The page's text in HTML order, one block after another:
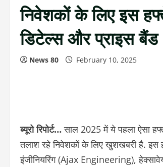
निवेशकों के लिए इस
डिटेल्स और प्राइस बैंड
News 80 February 10, 2025
ब्यूरो रिपोर्ट…साल 2025 में ये पहला ऐसा
तलाश रहे निवेशकों के लिए खुशखबरी है. इस
इंजीनियरिंग (Ajax Engineering),